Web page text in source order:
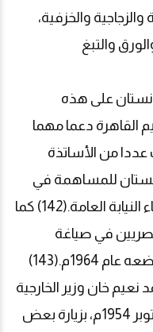
والخزفية،
والتبغ
على هذه
القاهرة دعما مهما
من الأساتذة
للمساهمة في
تدريب رجال السلك القضائي وأعضاء النيابة العامة.(142) كما
في صياغة
الدستور الأفغاني الجديد الذي تم وضعه عام 1964م.(143)
خان وزير الخارجية
أثناء أول زيارة له للقاهرة يوم 21 أكتوبر 1954م، بزيارة بعض